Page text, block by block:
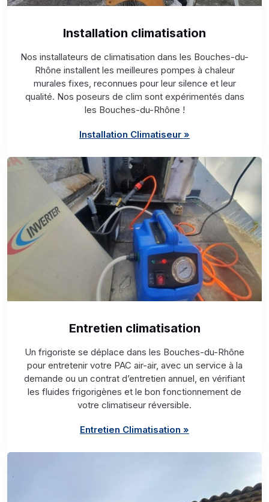
Installation climatisation
Nos installateurs de climatisation dans les Bouches-du-
Rhône installent les meilleures pompes à chaleur
murales fixes, reconnues pour leur silence et leur
qualité. Nos poseurs de clim sont expérimentés dans
les Bouches-du-Rhône !
Installation Climatiseur »
Entretien climatisation
Un frigoriste se déplace dans les Bouches-du-Rhône
pour entretenir votre PAC air-air, avec un service à la
demande ou un contrat d’entretien annuel, en vérifiant
les fluides frigorigènes et le bon fonctionnement de
votre climatiseur réversible.
Entretien Climatisation »